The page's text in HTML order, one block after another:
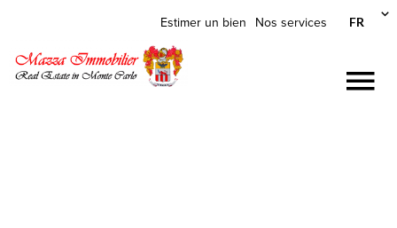
Estimer un bien Nos services FR